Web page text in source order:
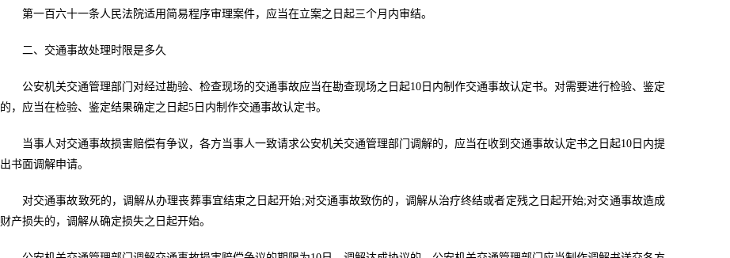
第一百六十一条人民法院适用简易程序审理案件，应当在立案之日起三个月内审结。
二、交通事故处理时限是多久
公安机关交通管理部门对经过勘验、检查现场的交通事故应当在勘查现场之日起10日内制作交通事故认定书。对需要进行检验、鉴定
的，应当在检验、鉴定结果确定之日起5日内制作交通事故认定书。
当事人对交通事故损害赔偿有争议，各方当事人一致请求公安机关交通管理部门调解的，应当在收到交通事故认定书之日起10日内提
出书面调解申请。
对交通事故致死的，调解从办理丧葬事宜结束之日起开始;对交通事故致伤的，调解从治疗终结或者定残之日起开始;对交通事故造成
财产损失的，调解从确定损失之日起开始。